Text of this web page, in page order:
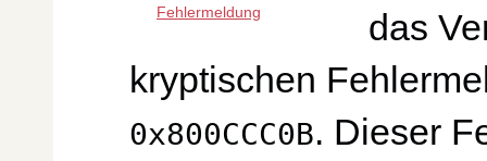
Fehlermeldung
das
kryptischen
0x800CCC0B. Dieser